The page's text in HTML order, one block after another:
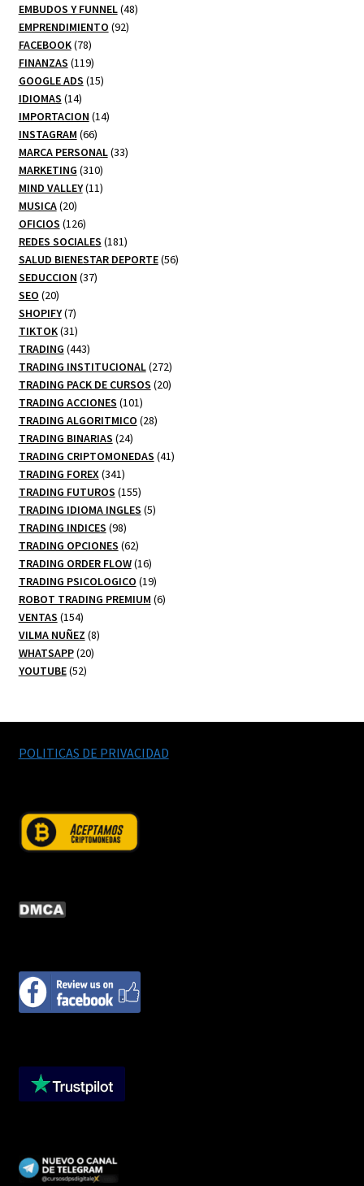
productos
EMBUDOS Y FUNNEL 4848
EMPRENDIMIENTO 9292
FACEBOOK 7878
productos
FINANZAS 119119
productos
GOOGLE ADS 1515
IDIOMAS 1414
productos
IMPORTACION 1414
INSTAGRAM 6666
productos
MARCA PERSONAL 3333
MARKETING 310310
productos
MIND VALLEY 1111
MUSICA 2020
productos
OFICIOS 126126
productos
REDES SOCIALES 181181
productos
SALUD BIENESTAR DEPORTE 5656
SEDUCCION 3737
SEO 2020
productos
SHOPIFY 77
productos
TIKTOK 3131
productos
TRADING 443443
productos
TRADING INSTITUCIONAL 272272
productos
TRADING PACK DE CURSOS 2020
TRADING ACCIONES 101101
productos
TRADING ALGORITMICO 2828
TRADING BINARIAS 2424
productos
TRADING CRIPTOMONEDAS 4141
TRADING FOREX 341341
productos
TRADING FUTUROS 155155
productos
TRADING IDIOMA INGLES 55
TRADING INDICES 9898
productos
TRADING OPCIONES 6262
productos
TRADING ORDER FLOW 1616
productos
TRADING PSICOLOGICO 1919
productos
ROBOT TRADING PREMIUM 66
VENTAS 154154
productos
VILMA NUÑEZ 88
WHATSAPP 2020
YOUTUBE 5252
POLITICAS DE PRIVACIDAD